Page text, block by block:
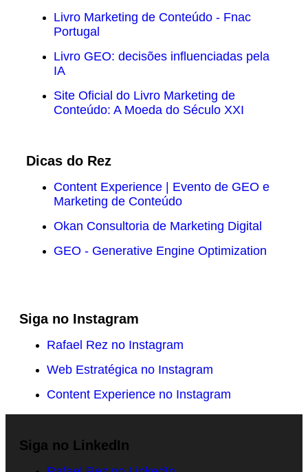
Livro Marketing de Conteúdo - Fnac
Portugal
Livro GEO: decisões influenciadas pela
IA
Site Oficial do Livro Marketing de
Conteúdo: A Moeda do Século XXI
Dicas do Rez
Content Experience | Evento de GEO e
Marketing de Conteúdo
Okan Consultoria de Marketing Digital
GEO - Generative Engine Optimization
Siga no Instagram
Rafael Rez no Instagram
Web Estratégica no Instagram
Content Experience no Instagram
Siga no LinkedIn